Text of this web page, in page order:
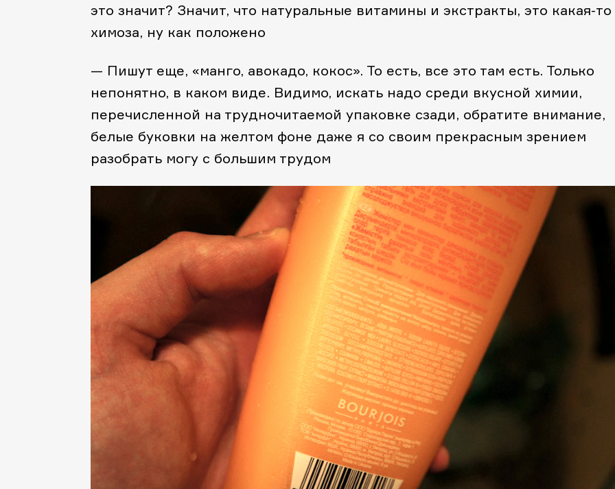
это значит? Значит, что натуральные витамины и экстракты, это какая-то
химоза, ну как положено
— Пишут еще, «манго, авокадо, кокос». То есть, все это там есть. Только
непонятно, в каком виде. Видимо, искать надо среди вкусной химии,
перечисленной на трудночитаемой упаковке сзади, обратите внимание,
белые буковки на желтом фоне даже я со своим прекрасным зрением
разобрать могу с большим трудом